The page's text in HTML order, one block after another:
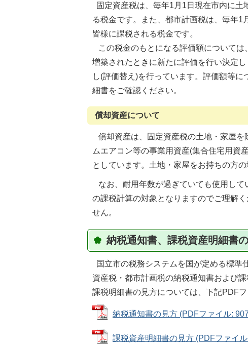
固定資産税は、毎年1月1日現在市内に
る税金です。また、都市計画税は、毎年
皆様に課税される税金です。
この税金のもとになる評価額については
増築されたときに新たに評価を行い決定
し(評価替え)を行っています。評価額等
細書をご確認ください。
償却資産について
償却資産は、固定資産税の土地・家屋
ムエアコン等の事業用資産(集合住宅用資
としています。土地・家屋をお持ちの方
なお、耐用年数が過ぎていても使用し
の課税計算の対象となりますのでご理解
せん。
納税通知書、課税資産明細書
国立市の税務システムを国が定める標準
資産税・都市計画税の納税通知書および
課税明細書の見方については、下記PDFフ
納税通知書の見方 (PDFファイル:
課税資産明細書の見方 (PDFファイ